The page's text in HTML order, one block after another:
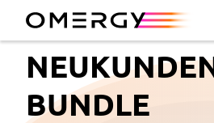
BUNDLE